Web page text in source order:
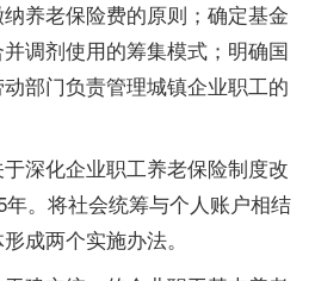
养老保险费的原则；确定基金
调剂使用的筹集模式；明确国
部门负责管理城镇企业职工的
化企业职工养老保险制度改
。将社会统筹与个人账户相结
成两个实施办法。